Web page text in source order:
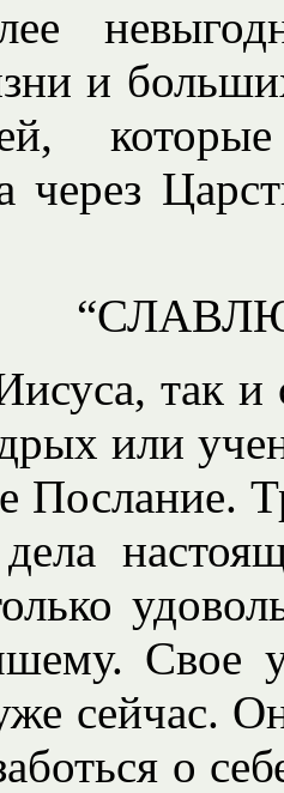
и
через
так и
или
Послание.
Свое
сейчас.
о